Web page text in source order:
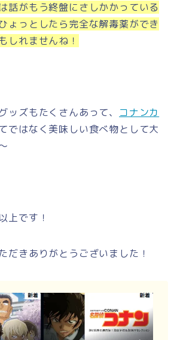
話がもう終盤にさしかかっている
ょっとしたら完全な解毒薬ができ
しれませんね！
ッズもたくさんあって、 コナンカ
ではなく美味しい食べ物として大
上です！
だきありがとうございました！